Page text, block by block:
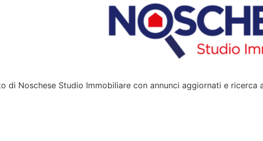
di Noschese Studio Immobiliare con annunci aggiornati e